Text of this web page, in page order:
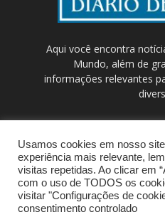
Aqui você encontra
Mundo, além de
informações relevantes
Contato:
Usamos cookies em nosso
experiência mais relevante,
visitas repetidas. Ao clicar em
com o uso de TODOS os
visitar "Configurações de
consentimento controlado